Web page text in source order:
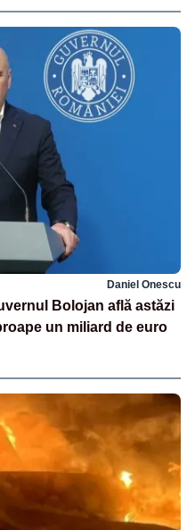
Daniel Onescu
Bolojan află astăzi
un miliard de euro